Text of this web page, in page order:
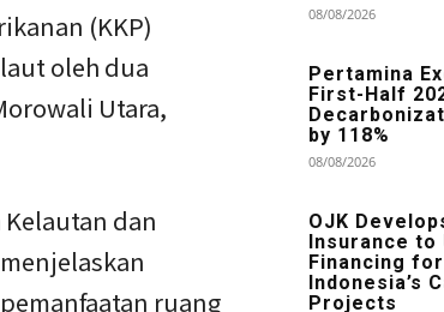
(KKP)
oleh dua
Utara,
dan
ruang
08/08/2026
Pertamina
First-Half
by 118%
08/08/2026
OJK
Insurance to
Financing for
Indonesia’s
Projects